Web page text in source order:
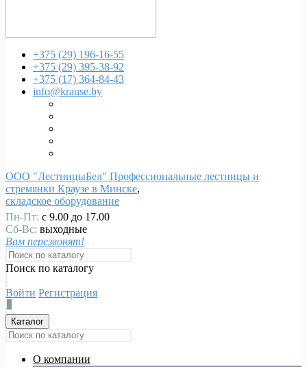
+375 (29) 196-16-55
+375 (29) 395-38-92
+375 (17) 364-84-43
info@krause.by
ООО "ЛестницыБел" Профессиональные лестницы и
стремянки Краузе в Минске,
складское оборудование
Пн-Пт: с 9.00 до 17.00
Сб-Вс: выходные
Вам перезвонят!
Поиск по каталогу
Войти Регистрация
Каталог
О компании